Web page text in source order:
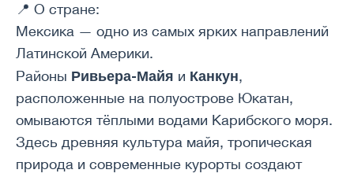
📍 О стране:
Мексика — одно из самых ярких направлений
Латинской Америки.
Районы Ривьера-Майя и Канкун,
расположенные на полуострове Юкатан,
омываются тёплыми водами Карибского моря.
Здесь древняя культура майя, тропическая
природа и современные курорты создают